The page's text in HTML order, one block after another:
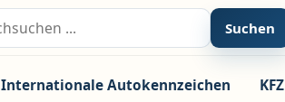
Suchen
Internationale Autokennzeichen KFZ